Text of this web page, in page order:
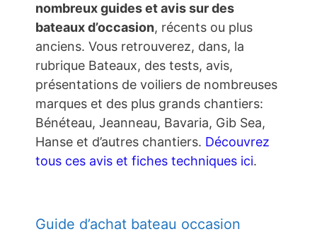
nombreux guides et avis sur des
bateaux d’occasion, récents ou plus
anciens. Vous retrouverez, dans, la
rubrique Bateaux, des tests, avis,
présentations de voiliers de nombreuses
marques et des plus grands chantiers:
Bénéteau, Jeanneau, Bavaria, Gib Sea,
Hanse et d’autres chantiers. Découvrez
tous ces avis et fiches techniques ici.
Guide d’achat bateau occasion